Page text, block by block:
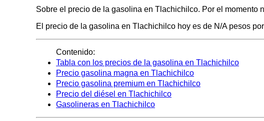
Sobre el precio de la gasolina en Tlachichilco. Por el momento
El precio de la gasolina en Tlachichilco hoy es de N/A pesos
Contenido:
Tabla con los precios de la gasolina en Tlachichilco
Precio gasolina magna en Tlachichilco
Precio gasolina premium en Tlachichilco
Precio del diésel en Tlachichilco
Gasolineras en Tlachichilco